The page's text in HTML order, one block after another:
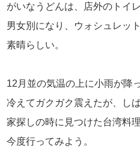
がいなうどんは、店外のトイ
男女別になり、ウォシュレッ
素晴らしい。
12月並の気温の上に小雨が降
冷えてガクガク震えたが、し
家探しの時に見つけた台湾料
今度行ってみよう。